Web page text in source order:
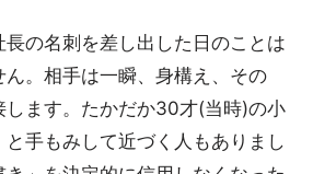
の名刺を差し出した日のことは
。相手は一瞬、身構え、その
します。たかだか30才(当時)の小
手もみして近づく人もありまし